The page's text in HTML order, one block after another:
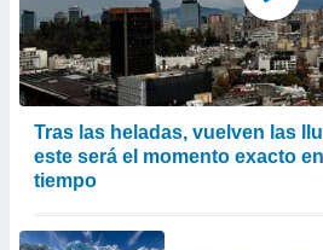
Tras las heladas, vuelven las
este será el momento exacto
tiempo